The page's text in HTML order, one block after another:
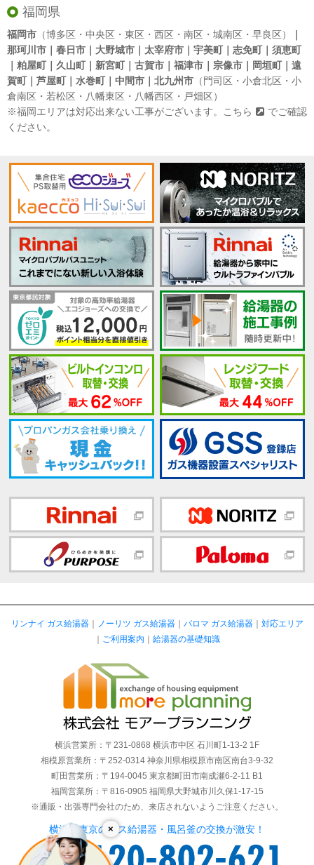
福岡県
福岡市 （博多区・中央区・東区・西区・南区・城南区・早良区）
｜
那珂川市｜春日市｜大野城市｜太宰府市｜宇美町｜志免町｜須恵町
｜粕屋町｜久山町｜新宮町｜古賀市｜福津市｜宗像市｜岡垣町｜遠
賀町｜芦屋町｜水巻町｜中間市｜北九州市 （門司区・小倉北区・小
倉南区・若松区・八幡東区・八幡西区・戸畑区）
※福岡エリアは対応出来ない工事がございます。
こちら
でご確認
ください。
×
リンナイ ガス給湯器｜ ノーリツ ガス給湯器｜ パロマ ガス給湯器｜ 対応エリア
ご利用案内 給湯器の基礎知識
横浜営業所：〒231-0868 横浜市中区 石川町1-13-2 1F
相模原営業所：〒252-0314 神奈川県相模原市南区南台3-9-32
町田営業所：〒194-0045 東京都町田市南成瀬6-2-11 B1
福岡営業所：〒816-0905 福岡県大野城市川久保1-17-15
※通販・出張専門会社のため、来店されないようご注意ください。
横浜・東京のガス給湯器・風呂釜の交換が激安！